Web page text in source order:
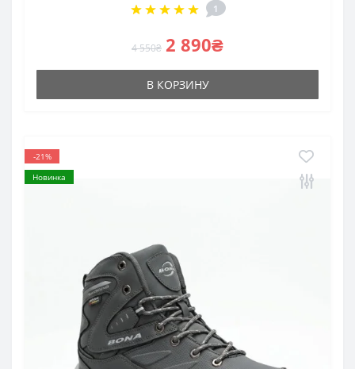
1
4 550₴ 2 890₴
В КОРЗИНУ
-21%
Новинка